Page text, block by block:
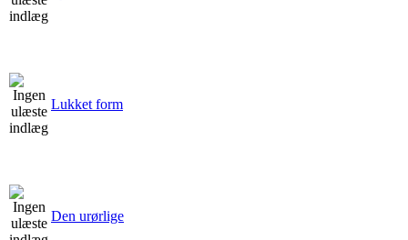
Lukket form
Den urørlige